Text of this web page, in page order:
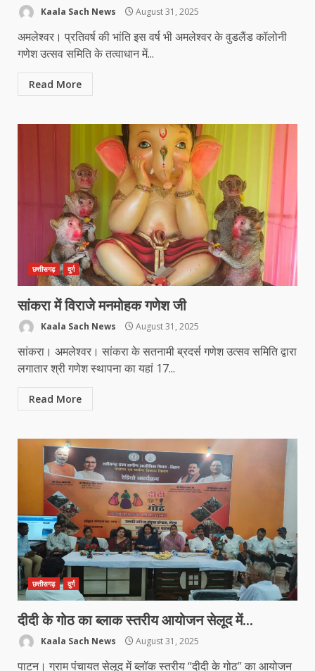
Kaala Sach News August 31, 2025
अमलेश्वर। प्रतिवर्ष की भांति इस वर्ष भी अमलेश्वर के वुडलैंड कॉलोनी
गणेश उत्सव समिति के तत्वाधान में...
Read More
छत्तीसगढ़ दुर्ग
सांकरा में विराजे मनमोहक गणेश जी
Kaala Sach News August 31, 2025
सांकरा। अमलेश्वर। सांकरा के सतनामी ब्रदर्स गणेश उत्सव समिति द्वारा
लगातार श्री गणेश स्थापना का यहां 17...
Read More
छत्तीसगढ़ दुर्ग
दीदी के गोठ का ब्लाक स्तरीय आयोजन सेलूद में…
Kaala Sach News August 31, 2025
पाटन। ग्राम पंचायत सेलूद में ब्लॉक स्तरीय “दीदी के गोठ” का आयोजन